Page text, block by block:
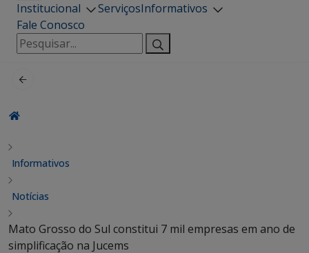
Institucional ServiçosInformativos
Fale Conosco
Pesquisar
por:
Informativos
Notícias
Mato Grosso do Sul constitui 7 mil empresas em ano de
simplificação na Jucems